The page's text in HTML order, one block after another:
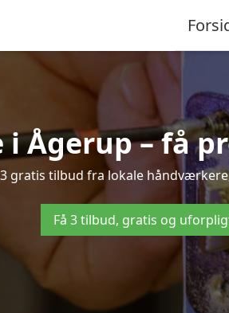
Ågerup – få
gratis tilbud fra lokale
Få 3 tilbud, gratis og